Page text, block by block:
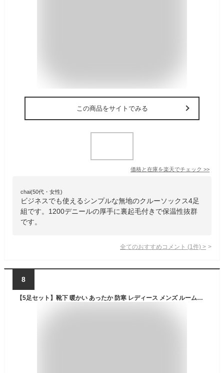
この商品をサイトでみる
価格と在庫を楽天でチェック >>
chai(50代・女性)
ビジネスでも使えるシンプルな無地のクルーソックス4足
組です。1200デニールの厚手に裏起毛付きで保温性抜群
です。
全てのおすすめコメント (1 件) >
8
【5足セット】靴下 暖かい あったか 防寒 レディース メンズ ルームソックス 冷え性対策 裏起毛靴下 厚手 保温 女性 爆暖 裏起毛ソックス 部屋着 タイツ レギンス 下着 裏ファー 裏ボア タイツ レギンス インナー 男女兼用 ビジネスソックス 無地 シンプル プレゼント